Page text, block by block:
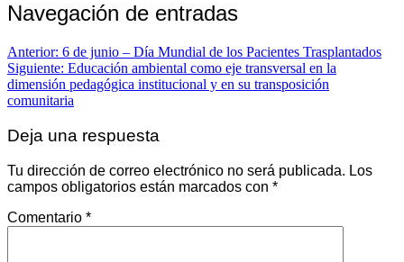
Navegación de entradas
Anterior: 6 de junio – Día Mundial de los Pacientes Trasplantados
Siguiente: Educación ambiental como eje transversal en la
dimensión pedagógica institucional y en su transposición
comunitaria
Deja una respuesta
Tu dirección de correo electrónico no será publicada. Los
campos obligatorios están marcados con *
Comentario *